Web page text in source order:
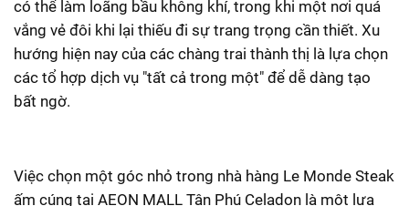
có thể làm loãng bầu không khí, trong khi một nơi quá
vắng vẻ đôi khi lại thiếu đi sự trang trọng cần thiết. Xu
hướng hiện nay của các chàng trai thành thị là lựa chọn
các tổ hợp dịch vụ "tất cả trong một" để dễ dàng tạo
bất ngờ.
Việc chọn một góc nhỏ trong nhà hàng Le Monde Steak
ấm cúng tại AEON MALL Tân Phú Celadon là một lựa